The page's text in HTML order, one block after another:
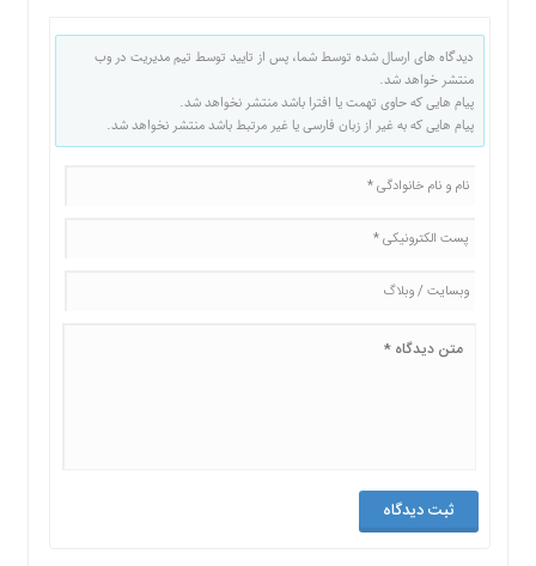
دیدگاه های ارسال شده توسط شما، پس از تایید توسط تیم مدیریت در وب
منتشر خواهد شد.
پیام هایی که حاوی تهمت یا افترا باشد منتشر نخواهد شد.
پیام هایی که به غیر از زبان فارسی یا غیر مرتبط باشد منتشر نخواهد شد.